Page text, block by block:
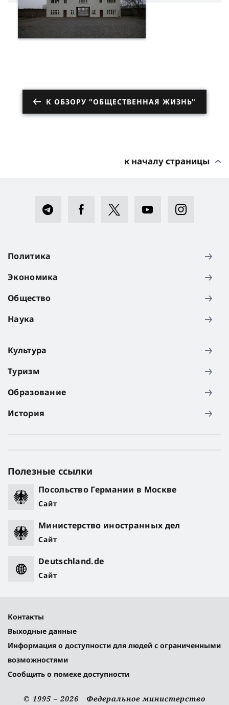
К ОБЗОРУ "ОБЩЕСТВЕННАЯ ЖИЗНЬ"
к началу страницы
Политика
Экономика
Общество
Наука
Культура
Туризм
Образование
История
Полезные ссылки
Посольство Германии в Москве
Сайт
Министерство иностранных дел
Сайт
Deutschland.de
Сайт
Контакты
Выходные данные
Информация о доступности для людей с ограниченными
возможностями
Сообщить о помехе доступности
© 1995 – 2026 Федеральное министерство